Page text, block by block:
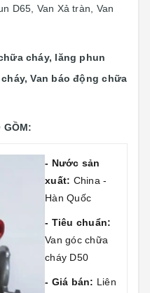
D65, Van Xả tràn, Van
cháy, lăng phun
Van báo động chữa
GỒM:
- Nước sản
xuất: China -
Hàn Quốc
- Tiêu chuẩn:
Van góc chữa
cháy D50
- Giá bán: Liên